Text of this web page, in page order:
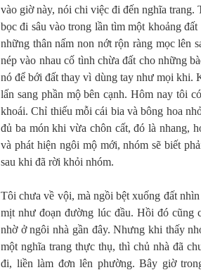
vào giờ này, nói chi việc đi đến nghĩa trang.
bọc đi sâu vào trong lần tìm một khoảng
những thân nấm non nớt rộn ràng mọc lên
nép vào nhau cố tình chừa đất cho những
nó để bới đất thay vì dùng tay như mọi khi.
lấn sang phần mộ bên cạnh. Hôm nay tôi
khoái. Chỉ thiếu mỗi cái bia và bông hoa
đủ ba món khi vừa chôn cất, đó là nhang,
và phát hiện ngôi mộ mới, nhóm sẽ biết
sau khi đã rời khỏi nhóm.
Tôi chưa về vội, mà ngồi bệt xuống đất
mịt như đoạn đường lúc đầu. Hồi đó cũng
nhờ ở ngôi nhà gần đây. Nhưng khi thấy
một nghĩa trang thực thụ, thì chủ nhà đã
đi, liền làm đơn lên phường. Bây giờ